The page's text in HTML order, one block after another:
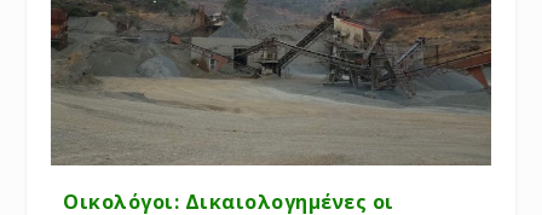
Οικολόγοι: Δικαιολογημένες οι